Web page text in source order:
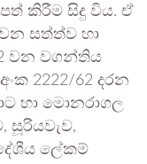
කිරීම සිදු විය. ඒ
වන සත්ත්ව හා
වන වගන්තිය
2222/62 දරන
හා මොනරාගල
සූරියවැව,
ලේකම්